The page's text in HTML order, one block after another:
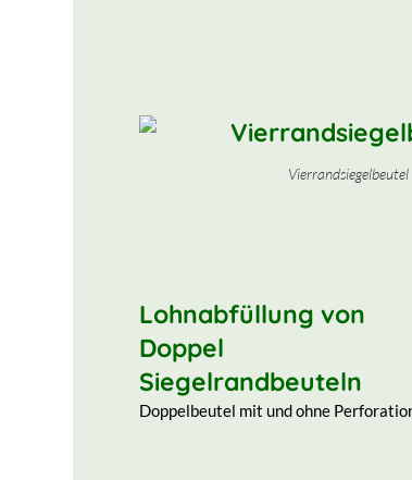
Vierrandsiegelbeutel
Lohnabfüllung von
Doppel
Siegelrandbeuteln
Doppelbeutel mit und ohne